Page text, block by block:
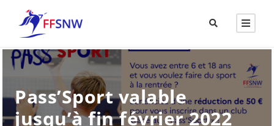
Pass’Sport valable
jusqu’à fin février 2022